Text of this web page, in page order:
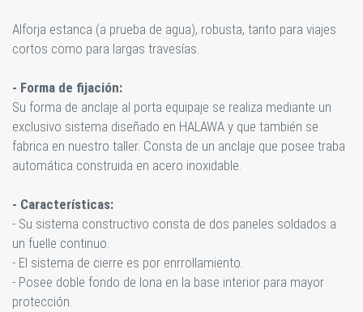
Alforja estanca (a prueba de agua), robusta, tanto para viajes
cortos como para largas travesías.
- Forma de fijación:
Su forma de anclaje al porta equipaje se realiza mediante un
exclusivo sistema diseñado en HALAWA y que también se
fabrica en nuestro taller. Consta de un anclaje que posee traba
automática construida en acero inoxidable.
- Características:
- Su sistema constructivo consta de dos paneles soldados a
un fuelle continuo.
- El sistema de cierre es por enrrollamiento.
- Posee doble fondo de lona en la base interior para mayor
protección.